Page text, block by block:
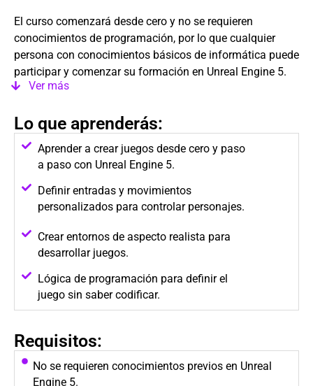
El curso comenzará desde cero y no se requieren
conocimientos de programación, por lo que cualquier
persona con conocimientos básicos de informática puede
participar y comenzar su formación en Unreal Engine 5.
Ver más
Lo que aprenderás:
Aprender a crear juegos desde cero y paso
a paso con Unreal Engine 5.
Definir entradas y movimientos
personalizados para controlar personajes.
Crear entornos de aspecto realista para
desarrollar juegos.
Lógica de programación para definir el
juego sin saber codificar.
Requisitos:
No se requieren conocimientos previos en Unreal
Engine 5.